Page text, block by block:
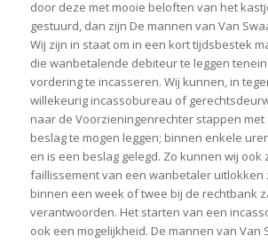
door deze met mooie beloften van het
gestuurd, dan zijn De mannen van Van
Wij zijn in staat om in een kort tijdsbestek
die wanbetalende debiteur te leggen
vordering te incasseren. Wij kunnen, in
willekeurig incassobureau of
naar de Voorzieningenrechter stappen
beslag te mogen leggen; binnen enkele
en is een beslag gelegd. Zo kunnen wij ook
faillissement van een wanbetaler uitlokken
binnen een week of twee bij de rechtbank
verantwoorden. Het starten van een
ook een mogelijkheid. De mannen van Van